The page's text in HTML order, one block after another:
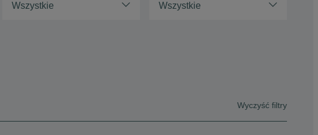
Wszystkie Wszystkie
Wyczyść filtry